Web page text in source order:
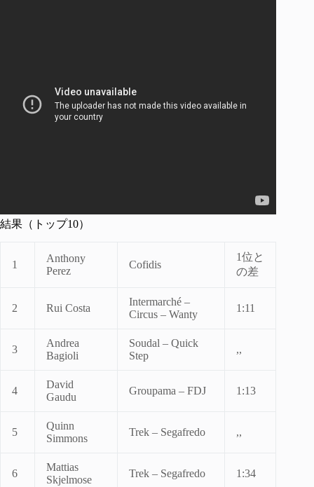
結果（トップ10）
1
Anthony
Perez
Cofidis
1位と
の差
2 Rui Costa
Intermarché –
Circus – Wanty
1:11
3
Andrea
Bagioli
Soudal – Quick
Step
,,
4
David
Gaudu
Groupama – FDJ 1:13
5
Quinn
Simmons
Trek – Segafredo ,,
6
Mattias
Skjelmose
Trek – Segafredo 1:34